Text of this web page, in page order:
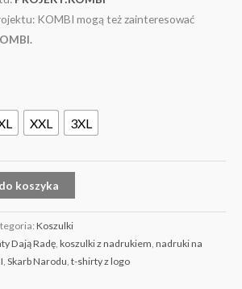
KOMBI mogą też zainteresować
XXL 3XL
koszyka
Koszulki
Dają Radę, koszulki z nadrukiem, nadruki na
, Skarb Narodu, t-shirty z logo